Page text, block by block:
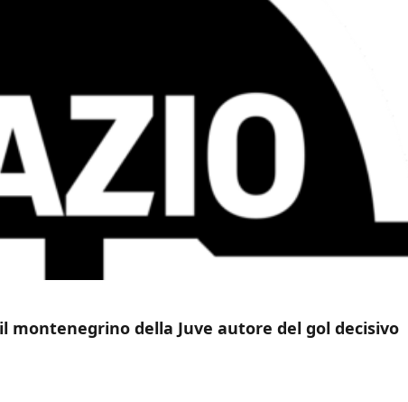
montenegrino della Juve autore del gol decisivo